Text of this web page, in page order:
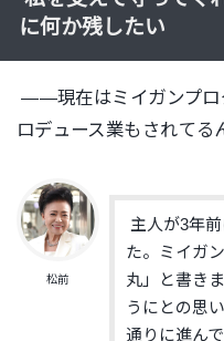
に何か残したい
——現在はミイガンプロ
ロデュース業もされてる
松前
主人が3年
た。ミイガ
丸」と書き
うにとの思
通りに進ん